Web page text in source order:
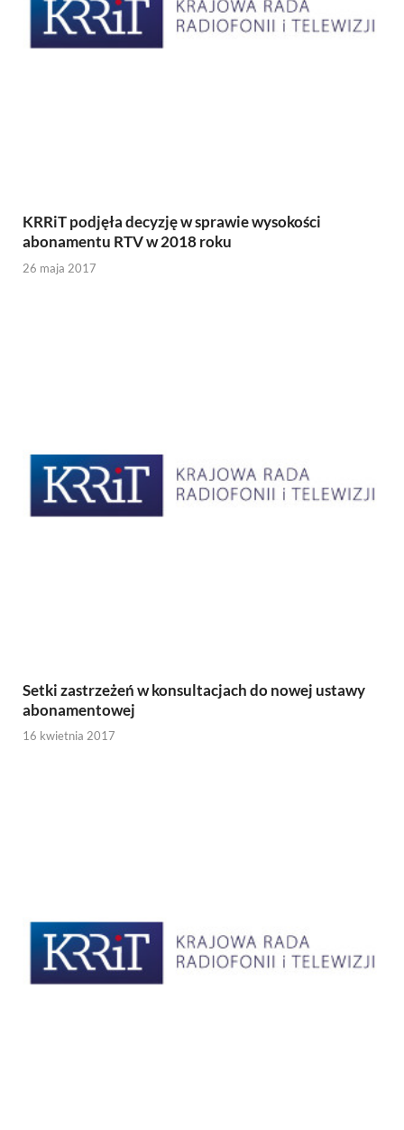
KRRiT podjęła decyzję w sprawie wysokości
abonamentu RTV w 2018 roku
26 maja 2017
Setki zastrzeżeń w konsultacjach do nowej ustawy
abonamentowej
16 kwietnia 2017